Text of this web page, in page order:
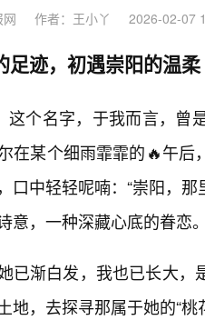
作者：王小丫 2026-02-07
足迹，初遇崇阳的温柔
这个名字，于我而言，
在某个细雨霏霏的🔥午
口中轻轻呢喃：“崇阳，
意，一种深藏心底的眷恋
已渐白发，我也已长大，
地，去探寻那属于她的“桃